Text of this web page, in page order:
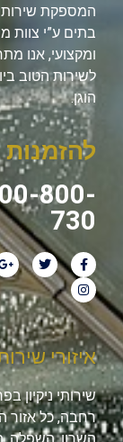
המספקת שירותי
בתים ע”י צוות
ומקצועי, אנו
לשירות הטוב
הוגן.
להזמנות
800-
730
איזורי
שירותי ניקיון
רחבה, כל אזור